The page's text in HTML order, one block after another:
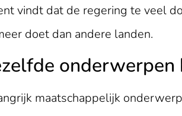
vindt dat de regering te veel
doet dan andere landen.
onderwerpen
maatschappelijk